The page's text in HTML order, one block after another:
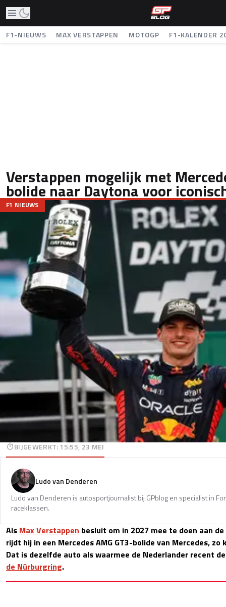
F1-NIEUWS MAX VERSTAPPEN MOTOGP F1-KALENDER
Verstappen mogelijk met
bolide naar Daytona voor
F1 NIEUWS
BIJGEWERKT:15:55, 23 MEI
Ludo van Denderen
Ludo van Denderen is autosportjournalist bij GPblog en specialist in
raceklassen.
Als Max Verstappen besluit om in 2027 mee te doen aan
rijdt hij in een Mercedes AMG GT3-bolide van Mercedes, zo
Dat is dezelfde auto als waarmee de Nederlander recent
de Nürburgring.